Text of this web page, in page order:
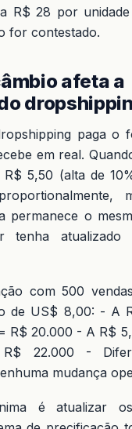
R$ 28 por
for contestado.
afeta a
paga o
em real.
5,50 (alta de
permanece o
tenha atualizado
com 500
de US$ 8,00: - A
R$ 20.000 - A R$
22.000 -
mudança
é atualizar